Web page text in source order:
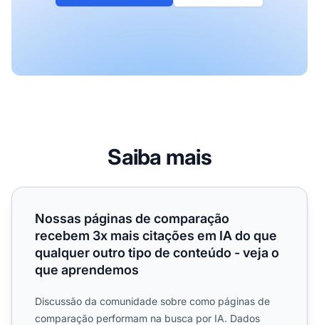
Saiba mais
Nossas páginas de comparação recebem 3x mais
Nossas páginas de comparação
recebem 3x mais citações em IA do que
qualquer outro tipo de conteúdo - veja o
que aprendemos
Discussão da comunidade sobre como páginas de
comparação performam na busca por IA. Dados